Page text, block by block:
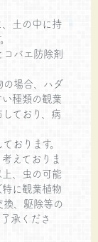
土の中に持
コバエ防除剤
の場合、ハダ
種類の観葉
ており、病
おります。
えておりま
、虫の可能
に観葉植物
、駆除等の
承くださ